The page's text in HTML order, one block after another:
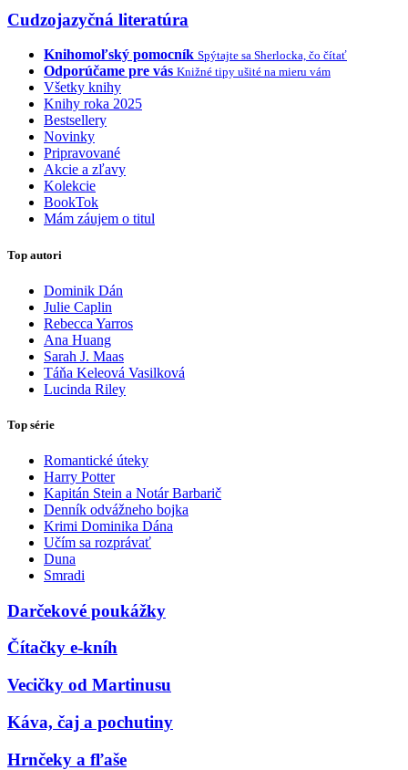
Cudzojazyčná literatúra
Knihomoľský pomocník Spýtajte sa Sherlocka, čo čítať
Odporúčame pre vás Knižné tipy ušité na mieru vám
Všetky knihy
Knihy roka 2025
Bestsellery
Novinky
Pripravované
Akcie a zľavy
Kolekcie
BookTok
Mám záujem o titul
Top autori
Dominik Dán
Julie Caplin
Rebecca Yarros
Ana Huang
Sarah J. Maas
Táňa Keleová Vasilková
Lucinda Riley
Top série
Romantické úteky
Harry Potter
Kapitán Stein a Notár Barbarič
Denník odvážneho bojka
Krimi Dominika Dána
Učím sa rozprávať
Duna
Smradi
Darčekové poukážky
Čítačky e-kníh
Vecičky od Martinusu
Káva, čaj a pochutiny
Hrnčeky a fľaše